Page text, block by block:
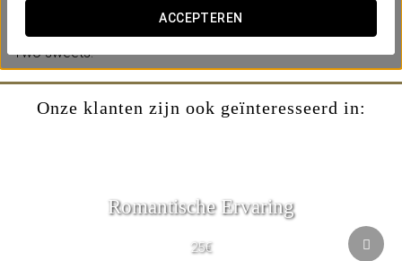
ACCEPTEREN
-Cheese board and regional sausages,.
-Bread basket.
-Two sweets.
Onze klanten zijn ook geïnteresseerd in:
Romantische Ervaring
25€